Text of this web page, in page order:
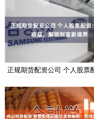
正规期货配资公司 个人股票